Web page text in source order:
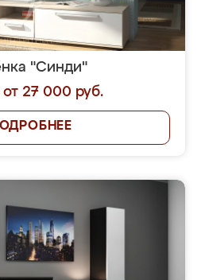
"Синди"
от 27 000 руб.